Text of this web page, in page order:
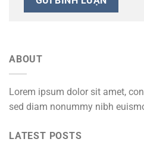
ABOUT
Lorem ipsum dolor sit amet,
sed diam nonummy nibh
LATEST POSTS